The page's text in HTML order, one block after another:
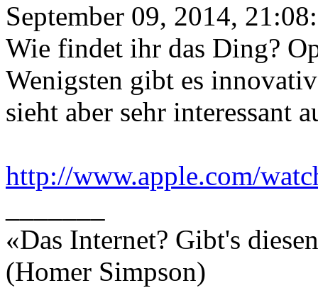
September 09, 2014,
Wie findet ihr das Ding?
Wenigsten gibt es
sieht aber sehr interessant
http://www.apple.com/
«Das Internet? Gibt's
(Homer Simpson)